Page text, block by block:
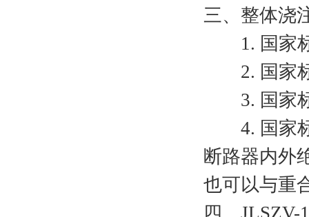
三、整体浇
1. 国家标
2. 国家标
3. 国家标
4. 国家标
断路器内外
也可以与重
四、